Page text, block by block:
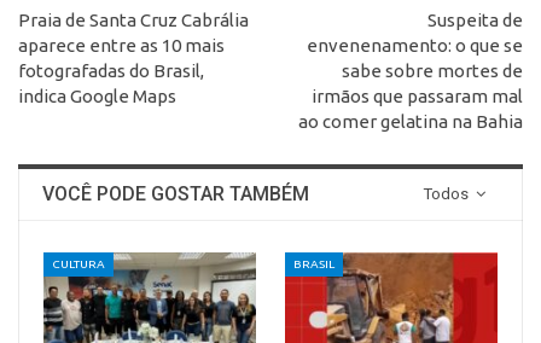
Praia de Santa Cruz Cabrália
aparece entre as 10 mais
fotografadas do Brasil,
indica Google Maps
Suspeita de
envenenamento: o que se
sabe sobre mortes de
irmãos que passaram mal
ao comer gelatina na Bahia
Todos
VOCÊ PODE GOSTAR TAMBÉM
CULTURA BRASIL